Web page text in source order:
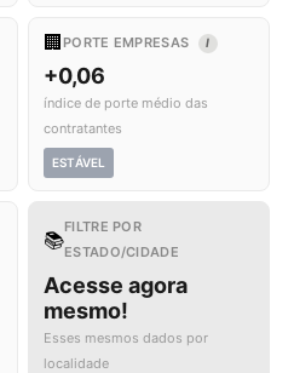
🏢 PORTE EMPRESAS I
+0,06
índice de porte médio das
contratantes
ESTÁVEL
📚
FILTRE POR
ESTADO/CIDADE
Acesse agora
mesmo!
Esses mesmos dados por
localidade